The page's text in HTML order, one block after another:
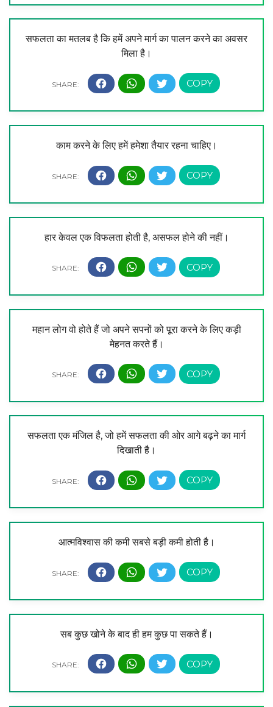
सफलता का मतलब है कि हमें अपने मार्ग का पालन करने का अवसर
मिला है।
काम करने के लिए हमें हमेशा तैयार रहना चाहिए।
हार केवल एक विफलता होती है, असफल होने की नहीं।
महान लोग वो होते हैं जो अपने सपनों को पूरा करने के लिए कड़ी
मेहनत करते हैं।
सफलता एक मंजिल है, जो हमें सफलता की ओर आगे बढ़ने का मार्ग
दिखाती है।
आत्मविश्वास की कमी सबसे बड़ी कमी होती है।
सब कुछ खोने के बाद ही हम कुछ पा सकते हैं।